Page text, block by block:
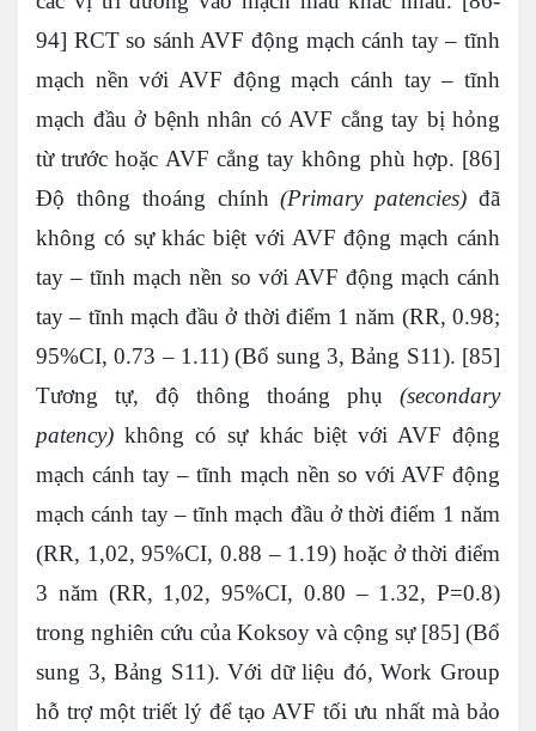
94] RCT so sánh AVF động mạch cánh tay – tĩnh
mạch nền với AVF động mạch cánh tay – tĩnh
mạch đầu ở bệnh nhân có AVF cẳng tay bị hỏng
từ trước hoặc AVF cẳng tay không phù hợp. [86]
Độ thông thoáng chính(Primary patencies) đã
không có sự khác biệt với AVF động mạch cánh
tay – tĩnh mạch nền so với AVF động mạch cánh
tay – tĩnh mạch đầu ở thời điểm 1 năm (RR, 0.98;
95%CI, 0.73 – 1.11) (Bổ sung 3, Bảng S11). [85]
Tương tự, độ thông thoáng phụ (secondary
patency) không có sự khác biệt với AVF động
mạch cánh tay – tĩnh mạch nền so với AVF động
mạch cánh tay – tĩnh mạch đầu ở thời điểm 1 năm
(RR, 1,02, 95%CI, 0.88 – 1.19) hoặc ở thời điểm
3 năm (RR, 1,02, 95%CI, 0.80 – 1.32, P=0.8)
trong nghiên cứu của Koksoy và cộng sự [85] (Bổ
sung 3, Bảng S11). Với dữ liệu đó, Work Group
hỗ trợ một triết lý để tạo AVF tối ưu nhất mà bảo